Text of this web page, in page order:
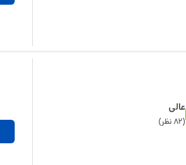
عالی
(
82 نظر)